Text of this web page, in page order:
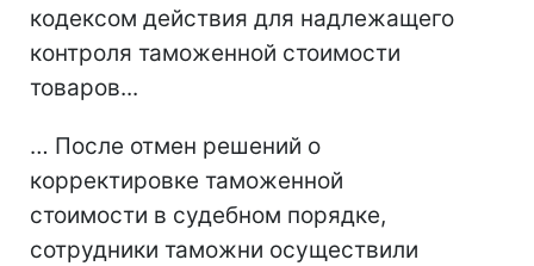
кодексом действия для надлежащего
контроля таможенной стоимости
товаров...
… После отмен решений о
корректировке таможенной
стоимости в судебном порядке,
сотрудники таможни осуществили